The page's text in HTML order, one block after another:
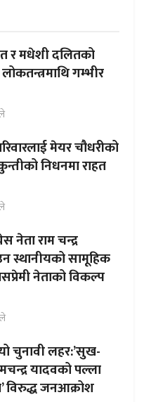
र मधेशी दलितको
गम्भीर
मेयर चौधरीको
निधनमा राहत
नेता राम चन्द्र
स्थानीयको सामूहिक
नेताको विकल्प
चुनावी लहर:’सुख-
यादवको पल्ला
विरुद्ध जनआक्रोश